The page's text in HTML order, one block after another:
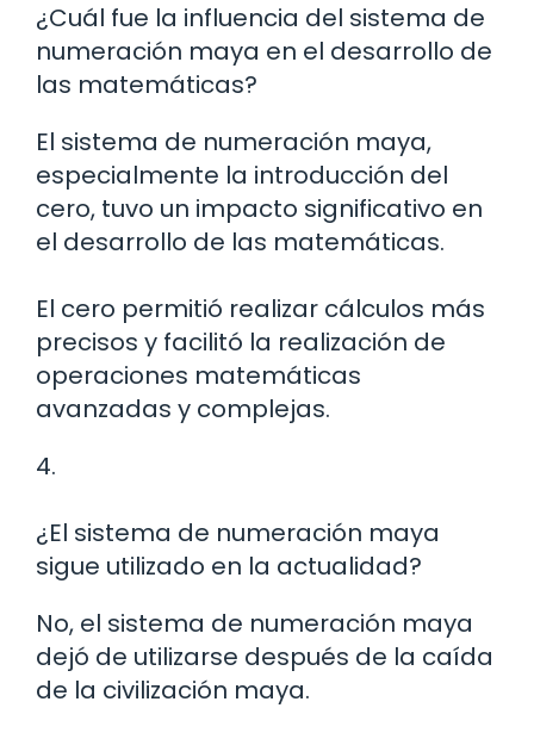
¿Cuál fue la influencia del sistema de
numeración maya en el desarrollo de
las matemáticas?
El sistema de numeración maya,
especialmente la introducción del
cero, tuvo un impacto significativo en
el desarrollo de las matemáticas.
El cero permitió realizar cálculos más
precisos y facilitó la realización de
operaciones matemáticas
avanzadas y complejas.
4.
¿El sistema de numeración maya
sigue utilizado en la actualidad?
No, el sistema de numeración maya
dejó de utilizarse después de la caída
de la civilización maya.